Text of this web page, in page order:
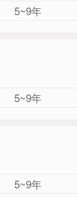
5~9年
5~9年
5~9年